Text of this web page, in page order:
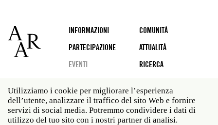
Footer
INFORMAZIONI
COMUNITÀ
PARTECIPAZIONE
ATTUALITÀ
EVENTI
RICERCA
Social
media
Roma: Via Angelo Masina 5 00153 Roma ITALIA · t 39
Utilizziamo i cookie per migliorare l’esperienza
dell’utente, analizzare il traffico del sito Web e fornire
servizi di social media. Potremmo condividere i dati di
utilizzo del tuo sito con i nostri partner di analisi.